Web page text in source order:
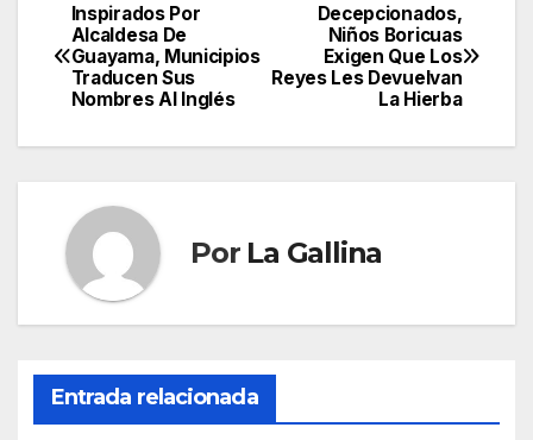
Navegación
de
entradas
Decepcionados,
Niños Boricuas
Exigen Que Los
Reyes Les Devuelvan
La Hierba
Inspirados Por
Alcaldesa De
Guayama, Municipios
Traducen Sus
Nombres Al Inglés
Por La Gallina
Entrada relacionada